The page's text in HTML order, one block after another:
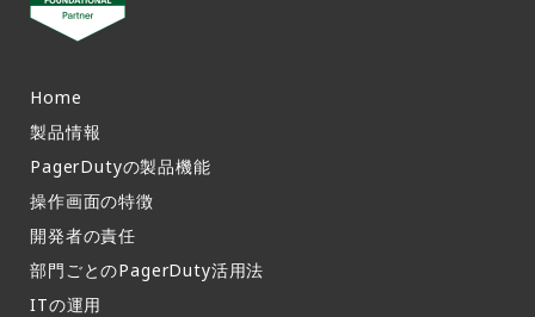
Home
製品情報​
PagerDutyの製品機能​
操作画面の特徴​
開発者の責任
部門ごとのPagerDuty活用法​
ITの運用​